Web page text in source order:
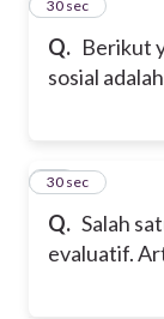
Q. Berikut
sosial
17
30 sec
Q. Salah
evaluatif.
18
30 sec